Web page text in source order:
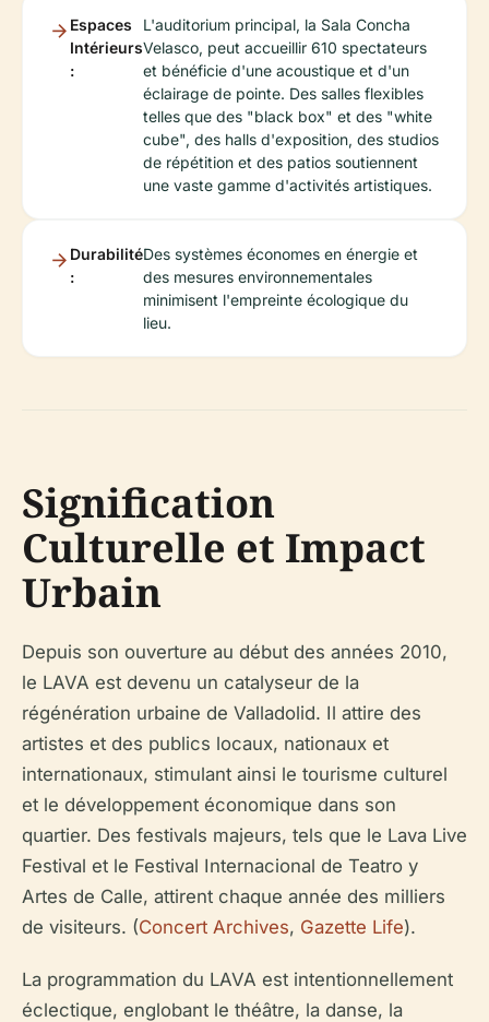
Espaces
Intérieurs
:
L'auditorium principal, la Sala Concha
Velasco, peut accueillir 610 spectateurs
et bénéficie d'une acoustique et d'un
éclairage de pointe. Des salles flexibles
telles que des "black box" et des "white
cube", des halls d'exposition, des studios
de répétition et des patios soutiennent
une vaste gamme d'activités artistiques.
Durabilité
:
Des systèmes économes en énergie et
des mesures environnementales
minimisent l'empreinte écologique du
lieu.
Signification
Culturelle et Impact
Urbain
Depuis son ouverture au début des années 2010,
le LAVA est devenu un catalyseur de la
régénération urbaine de Valladolid. Il attire des
artistes et des publics locaux, nationaux et
internationaux, stimulant ainsi le tourisme culturel
et le développement économique dans son
quartier. Des festivals majeurs, tels que le Lava Live
Festival et le Festival Internacional de Teatro y
Artes de Calle, attirent chaque année des milliers
de visiteurs. (Concert Archives, Gazette Life).
La programmation du LAVA est intentionnellement
éclectique, englobant le théâtre, la danse, la